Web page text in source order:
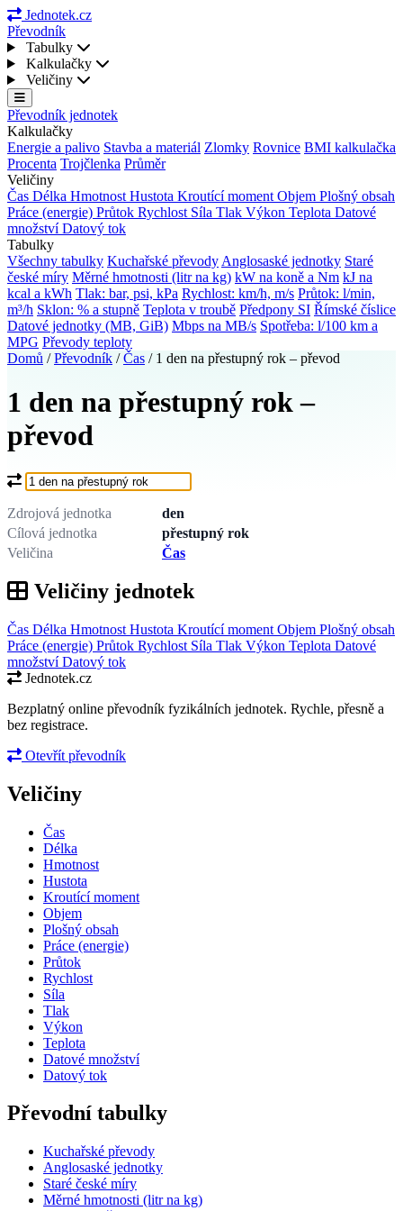
Jednotek.cz
Převodník
Tabulky
Kalkulačky
Veličiny
Převodník jednotek
Kalkulačky
Energie a palivo Stavba a materiál Zlomky Rovnice BMI kalkulačka
Procenta Trojčlenka Průměr
Veličiny
Čas Délka Hmotnost Hustota Kroutící moment Objem Plošný obsah
Práce (energie) Průtok Rychlost Síla Tlak Výkon Teplota Datové
množstvíDatový tok
Tabulky
Všechny tabulky Kuchařské převody Anglosaské jednotky Staré
české míry Měrné hmotnosti (litr na kg) kW na koně a Nm kJ na
kcal a kWh Tlak: bar, psi, kPa Rychlost: km/h, m/s Průtok: l/min,
m³/h Sklon: % a stupně Teplota v troubě Předpony SI Římské číslice
Datové jednotky (MB, GiB) Mbps na MB/s Spotřeba: l/100 km a
MPG Převody teploty
Domů / Převodník / Čas / 1 den na přestupný rok – převod
1 den na přestupný rok –
převod
Co chcete převést?
Zdrojová jednotka
den
Cílová jednotka
přestupný rok
Veličina
Čas
Veličiny jednotek
Čas Délka Hmotnost Hustota Kroutící moment Objem Plošný obsah
Práce (energie) Průtok Rychlost Síla Tlak Výkon Teplota Datové
množstvíDatový tok
Jednotek.cz
Bezplatný online převodník fyzikálních jednotek. Rychle, přesně a
bez registrace.
Otevřít převodník
Veličiny
Čas
Délka
Hmotnost
Hustota
Kroutící moment
Objem
Plošný obsah
Práce (energie)
Průtok
Rychlost
Síla
Tlak
Výkon
Teplota
Datové množství
Datový tok
Převodní tabulky
Kuchařské převody
Anglosaské jednotky
Staré české míry
Měrné hmotnosti (litr na kg)